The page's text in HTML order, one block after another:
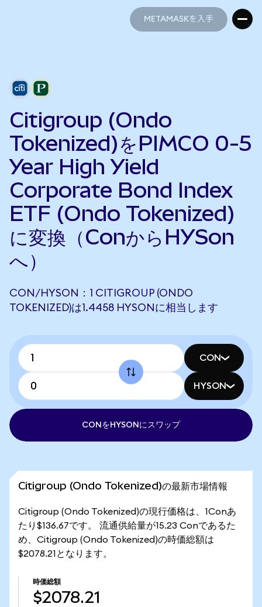
METAMASKを入手
Citigroup (Ondo
Tokenized)をPIMCO 0-5
Year High Yield
Corporate Bond Index
ETF (Ondo Tokenized)
に変換（ConからHYSon
へ）
CON/HYSON：1 CITIGROUP (ONDO
TOKENIZED)は1.4458 HYSONに相当します
CON
HYSON
CONをHYSONにスワップ
Citigroup (Ondo Tokenized)の最新市場情報
Citigroup (Ondo Tokenized)の現行価格は、1Conあ
たり$136.67です。 流通供給量が15.23 Conであるた
め、Citigroup (Ondo Tokenized)の時価総額は
$2078.21となります。
時価総額
$2078.21